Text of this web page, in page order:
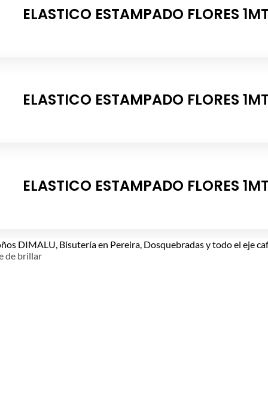
ELASTICO ESTAMPADO FLORES
ELASTICO ESTAMPADO FLORES
ELASTICO ESTAMPADO FLORES
de brillar